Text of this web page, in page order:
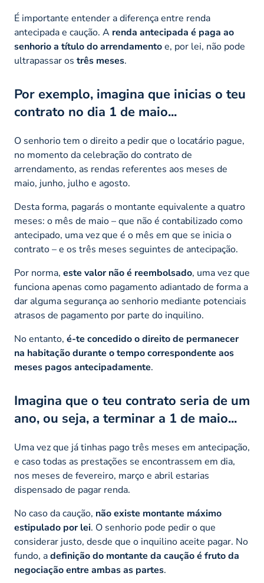
É importante entender a diferença entre renda
antecipada e caução. A renda antecipada é paga ao
senhorio a título do arrendamentoe, por lei, não pode
ultrapassar os três meses.
Por exemplo, imagina que inicias o teu
contrato no dia 1 de maio...
O senhorio tem o direito a pedir que o locatário pague,
no momento da celebração do contrato de
arrendamento, as rendas referentes aos meses de
maio, junho, julho e agosto.
Desta forma, pagarás o montante equivalente a quatro
meses: o mês de maio – que não é contabilizado como
antecipado, uma vez que é o mês em que se inicia o
contrato – e os três meses seguintes de antecipação.
Por norma, este valor não é reembolsado, uma vez que
funciona apenas como pagamento adiantado de forma a
dar alguma segurança ao senhorio mediante potenciais
atrasos de pagamento por parte do inquilino.
No entanto, é-te concedido o direito de permanecer
na habitação durante o tempo correspondente aos
meses pagos antecipadamente.
Imagina que o teu contrato seria de um
ano, ou seja, a terminar a 1 de maio...
Uma vez que já tinhas pago três meses em antecipação,
e caso todas as prestações se encontrassem em dia,
nos meses de fevereiro, março e abril estarias
dispensado de pagar renda.
No caso da caução, não existe montante máximo
estipulado por lei. O senhorio pode pedir o que
considerar justo, desde que o inquilino aceite pagar. No
fundo, adefinição do montante da caução é fruto da
negociação entre ambas as partes.